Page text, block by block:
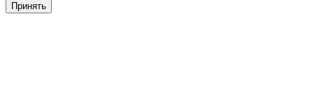
Принять